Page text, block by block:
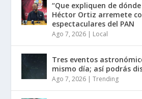
“Que expliquen de
Héctor Ortiz arremete
espectaculares del PAN
Ago 7, 2026 | Local
Tres eventos
mismo día; así podrás
Ago 7, 2026 |Trending